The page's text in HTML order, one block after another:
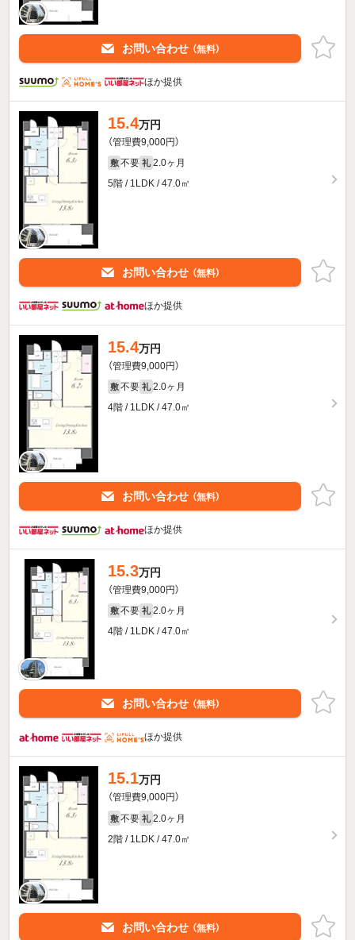
お問い合わせ （無料）
ほか提供
15.4万円
（管理費9,000円）
敷 不要 礼 2.0ヶ月
5階 / 1LDK / 47.0㎡
お問い合わせ （無料）
ほか提供
15.4万円
（管理費9,000円）
敷 不要 礼 2.0ヶ月
4階 / 1LDK / 47.0㎡
お問い合わせ （無料）
ほか提供
15.3万円
（管理費9,000円）
敷 不要 礼 2.0ヶ月
4階 / 1LDK / 47.0㎡
お問い合わせ （無料）
ほか提供
15.1万円
（管理費9,000円）
敷 不要 礼 2.0ヶ月
2階 / 1LDK / 47.0㎡
お問い合わせ （無料）